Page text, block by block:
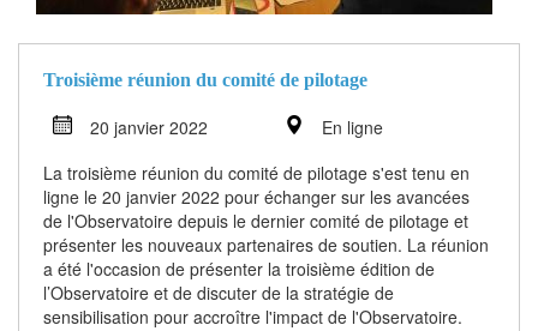
Troisième réunion du comité de pilotage
20 janvier 2022
En ligne
La troisième réunion du comité de pilotage s'est tenu en
ligne le 20 janvier 2022 pour échanger sur les avancées
de l'Observatoire depuis le dernier comité de pilotage et
présenter les nouveaux partenaires de soutien. La réunion
a été l'occasion de présenter la troisième édition de
l’Observatoire et de discuter de la stratégie de
sensibilisation pour accroître l'impact de l'Observatoire.